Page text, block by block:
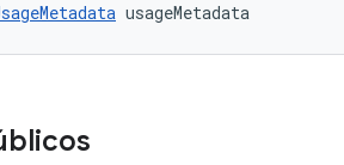
usageMetadata